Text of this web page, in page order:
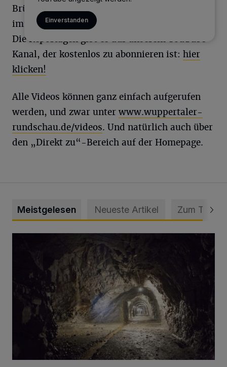
Einverstanden
Brückensprengungen, schwere Unfälle – es ist
immer etwa los in der bergischen Metropole.
Die Reportagen gibt es auf unserem YouTube-
Kanal, der kostenlos zu abonnieren ist: hier
klicken!
Alle Videos können ganz einfach aufgerufen
werden, und zwar unter www.wuppertaler-
rundschau.de/videos. Und natürlich auch über
den „Direkt zu“-Bereich auf der Homepage.
Meistgelesen Neueste Artikel Zum Thema